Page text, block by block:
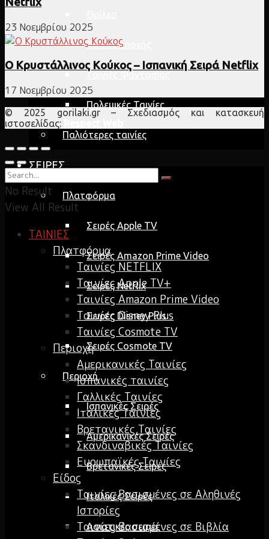
Ταινίες εποχής
Ταινίες Φαντασίας
Πολεμικές Ταινίες
Παλιότερες ταινίες
ΣΕΙΡΕΣ
Πλατφόρμα
Σειρές Apple TV
Σειρές Amazon Prime Video
Σειρές Netflix
Σειρές Disney Plus
Σειρές Cosmote TV
Περιοχή
Ισπανικές Σειρές
Αμερικανικές Σειρές
Βρετανικές Σειρές
Ιταλικές Σειρές
Ασιατικές σειρές
23 Νοεμβρίου 2025
Ο Κρυστάλλινος Κούκος – Ισπανική Σειρά Netflix
17 Νοεμβρίου 2025
© 2025 gorilaki.gr – Σχεδιασμός και κατασκευή
ιστοσελίδας:
No Result
View All Result
ΤΑΙΝΙΕΣ
Πλατφόρμα
Ταινίες NETFLIX
Ταινίες Apple TV+
Ταινίες Amazon Prime Video
Ταινίες Disney Plus
Ταινίες Cosmote TV
Περιοχή
Αμερικανικές Ταινίες
Ισπανικές ταινίες
Γαλλικές Ταινίες
Ιταλικές Ταινίες
Βρετανικές Ταινίες
Σκανδιναβικές Ταινίες
Ευρωπαϊκές Ταινίες
Είδος
Ταινίες Βασισμένες σε Αληθινές
Ιστορίες
Ταινίες Βασισμένες σε Βιβλία